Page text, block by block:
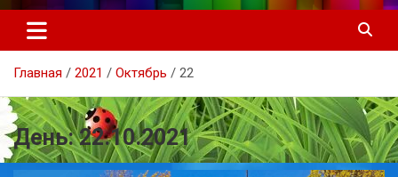
Главная 2021 Октябрь 22
День:22.10.2021